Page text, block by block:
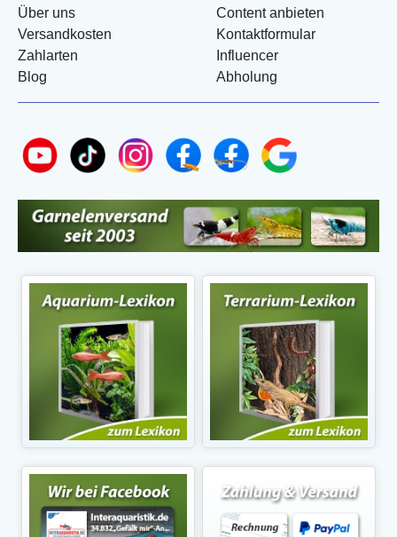
Über uns
Versandkosten
Zahlarten
Blog
Content anbieten
Kontaktformular
Influencer
Abholung